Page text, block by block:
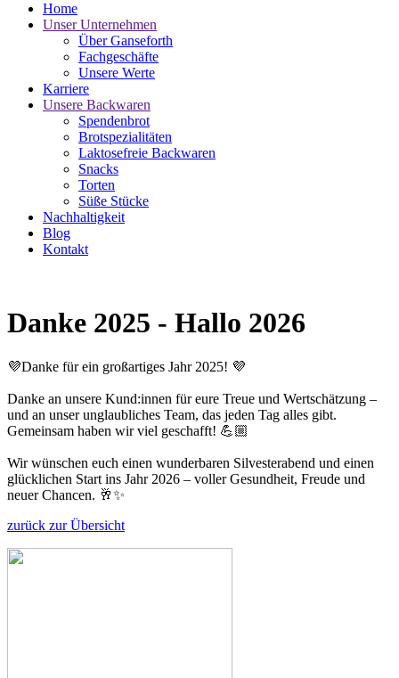
Home
Unser Unternehmen
Über Ganseforth
Fachgeschäfte
Unsere Werte
Karriere
Unsere Backwaren
Spendenbrot
Brotspezialitäten
Laktosefreie Backwaren
Snacks
Torten
Süße Stücke
Nachhaltigkeit
Blog
Kontakt
Danke 2025 - Hallo 2026
💜Danke für ein großartiges Jahr 2025! 💜
Danke an unsere Kund:innen für eure Treue und Wertschätzung –
und an unser unglaubliches Team, das jeden Tag alles gibt.
Gemeinsam haben wir viel geschafft! 💪🏼
Wir wünschen euch einen wunderbaren Silvesterabend und einen
glücklichen Start ins Jahr 2026 – voller Gesundheit, Freude und
neuer Chancen. 🥂✨
zurück zur Übersicht